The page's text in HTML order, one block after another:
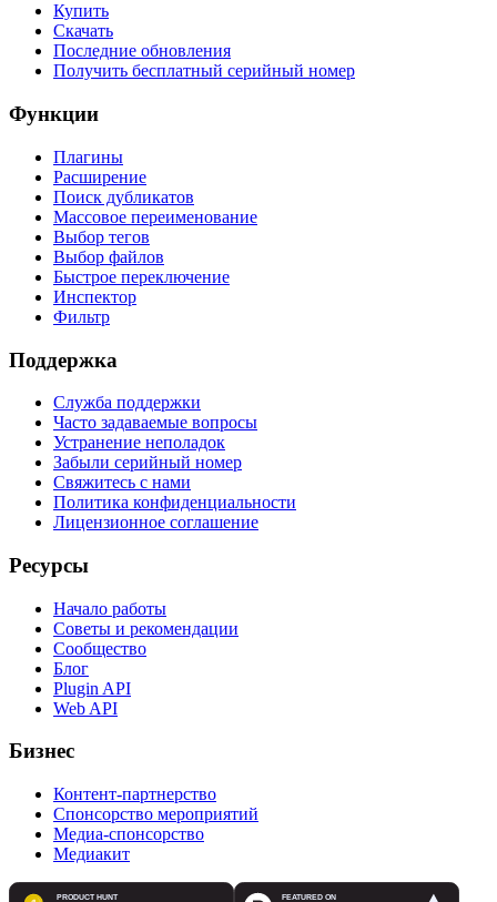
Купить
Скачать
Последние обновления
Получить бесплатный серийный номер
Функции
Плагины
Расширение
Поиск дубликатов
Массовое переименование
Выбор тегов
Выбор файлов
Быстрое переключение
Инспектор
Фильтр
Поддержка
Служба поддержки
Часто задаваемые вопросы
Устранение неполадок
Забыли серийный номер
Свяжитесь с нами
Политика конфиденциальности
Лицензионное соглашение
Ресурсы
Начало работы
Советы и рекомендации
Сообщество
Блог
Plugin API
Web API
Бизнес
Контент-партнерство
Спонсорство мероприятий
Медиа-спонсорство
Медиакит